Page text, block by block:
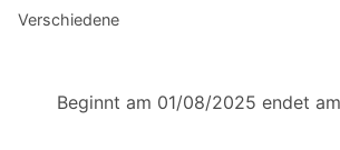
Verschiedene
Beginnt am 01/08/2025 endet